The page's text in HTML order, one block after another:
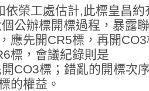
依榮工處估計,此標皇昌
公辦標開標過程，暴露
應先開CR5標，再開
標，會議紀錄則是
CO3標；錯亂的開標次
的權益。